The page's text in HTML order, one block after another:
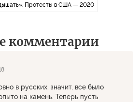
Протесты в США — 2020
комментарии
в русских, значит, все было
на камень. Теперь пусть